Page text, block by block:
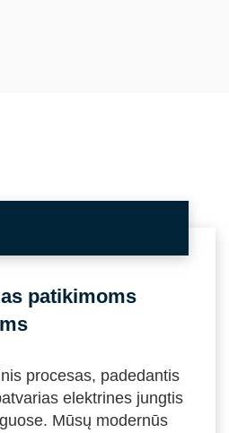
patikimoms
procesas, padedantis
elektrines jungtis
Mūsų modernūs